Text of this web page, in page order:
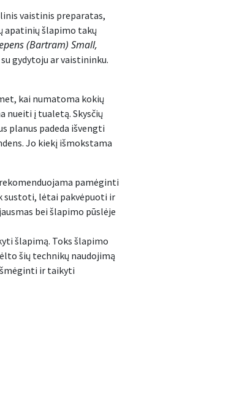
vaistinis preparatas,
apatinių šlapimo takų
(Bartram) Small,
gydytoju ar vaistininku.
kai numatoma kokių
nueiti į tualetą. Skysčių
planus padeda išvengti
Jo kiekį išmokstama
pamėginti
sustoti, lėtai pakvėpuoti ir
bei šlapimo pūslėje
šlapimą. Toks šlapimo
šių technikų naudojimą
ir taikyti